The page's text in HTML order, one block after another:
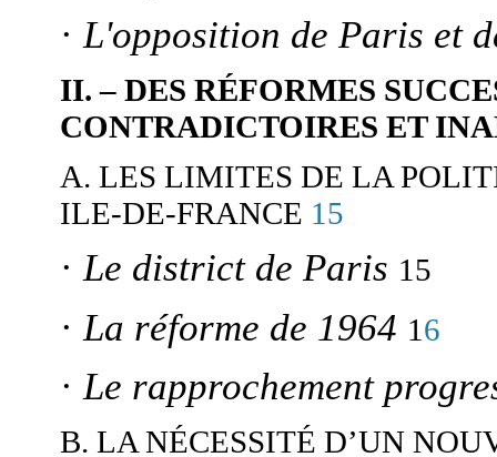
· L'opposition de Paris et
II. – DES RÉFORMES
CONTRADICTOIRES ET
A. LES LIMITES DE LA
ILE-DE-FRANCE 15
· Le district de Paris 15
· La réforme de 1964 1 6
· Le rapprochement
B. LA NÉCESSITÉ D’UN